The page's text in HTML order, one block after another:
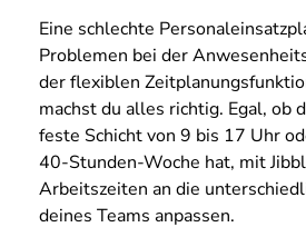
Eine schlechte
Problemen bei der
der flexiblen
machst du alles richtig. Egal, ob
feste Schicht von 9 bis 17 Uhr
40-Stunden-Woche hat, mit
Arbeitszeiten an die
deines Teams anpassen.